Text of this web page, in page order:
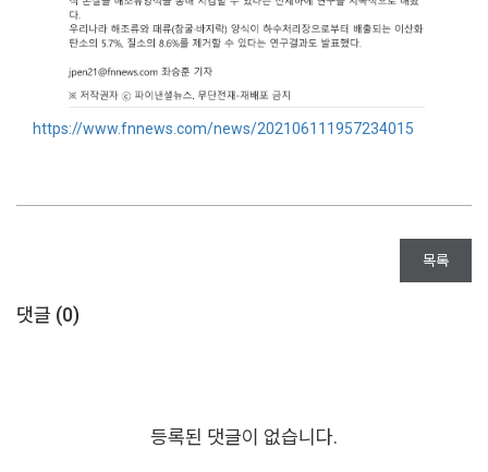
https://www.fnnews.com/news/202106111957234015
목록
댓글 (0)
등록된 댓글이 없습니다.